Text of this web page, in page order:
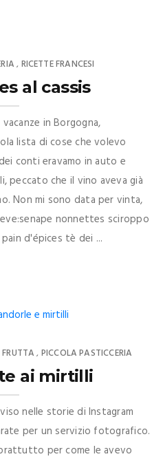
, RICETTE FRANCESI
al cassis
in Borgogna,
lista di cose che volevo
conti eravamo in auto e
peccato che il vino aveva già
Non mi sono data per vinta,
nonnettes sciroppo
d'épices tè dei ...
, PICCOLA PASTICCERIA
ai mirtilli
nelle storie di Instagram
per un servizio fotografico.
per come le avevo